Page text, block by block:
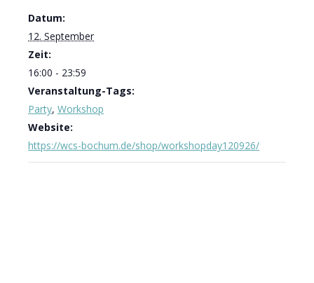
Datum:
12. September
Zeit:
16:00 - 23:59
Veranstaltung-Tags:
Party, Workshop
Website:
https://wcs-bochum.de/shop/workshopday120926/